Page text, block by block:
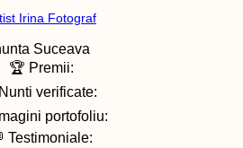
Irina Fotograf
Suceava
🏆 Premii:
verificate:
portofoliu:
Testimoniale: